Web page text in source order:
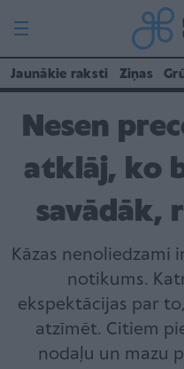
Jaunākie raksti Ziņas
Nesen
atklāj, ko
savādāk,
Kāzas nenoliedzami
notikums.
ekspektācijas par
atzīmēt. Citiem
nodaļu un mazu